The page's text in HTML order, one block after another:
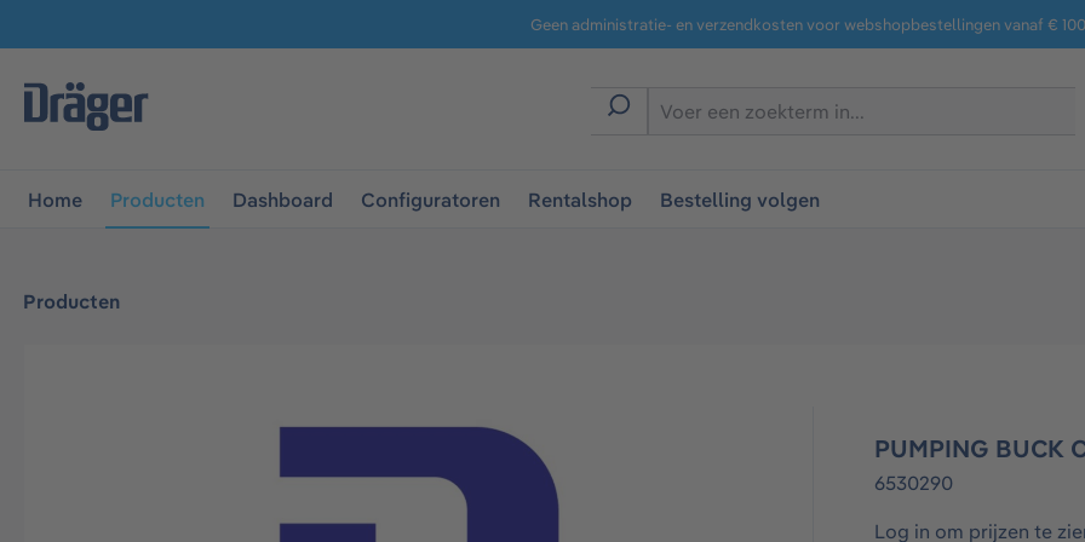
Ga naar navigatie B2B-platformGeen administratie- en verzendkosten voor webshopbestellingen vanaf €
Home Producten Dashboard Configuratoren Rentalshop Bestelling volgen
Producten
PUMPING BUCK
6530290
Log in om prijzen te